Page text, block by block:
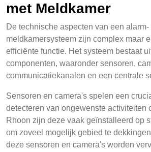
met Meldkamer
De technische aspecten van een alarm-
meldkamersysteem zijn complex maar
efficiënte functie. Het systeem bestaat
componenten, waaronder sensoren,
communicatiekanalen en een centrale
Sensoren en camera's spelen een
detecteren van ongewenste activiteiten
Rhoon zijn deze vaak geïnstalleerd op
om zoveel mogelijk gebied te
deze sensoren en camera's worden